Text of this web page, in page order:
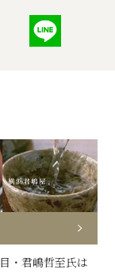
・君嶋哲至氏は